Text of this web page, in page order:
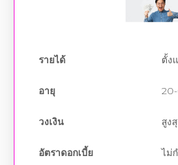
อายุ
วงเงิน สูง
อัตราดอกเบี้ย ไม่
ระยะเวลาผ่อนชำระ ผ่อ